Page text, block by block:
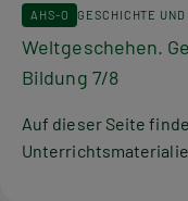
AHS-O GESCHICHTE
Weltgeschehen.
Bildung 7/8
Auf dieser Seite